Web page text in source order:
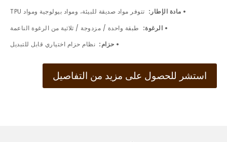
• مادة الإطار: تتوفر مواد صديقة للبيئة، ومواد بيولوجية ومواد TPU
• الرغوة: طبقة واحدة / مزدوجة / ثلاثية من الرغوة الناعمة
• حزام: نظام حزام اختياري قابل للتبديل
استشر للحصول على مزيد من التفاصيل